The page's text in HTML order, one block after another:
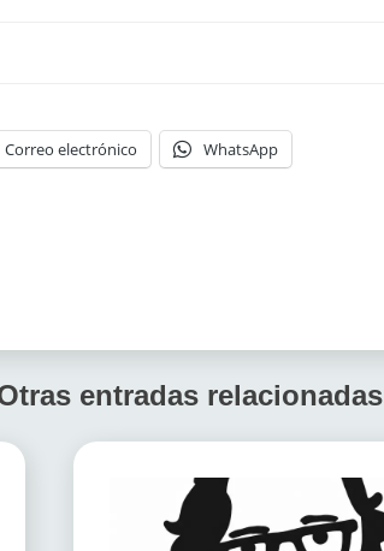
Correo electrónico WhatsApp
entradas relacionadas